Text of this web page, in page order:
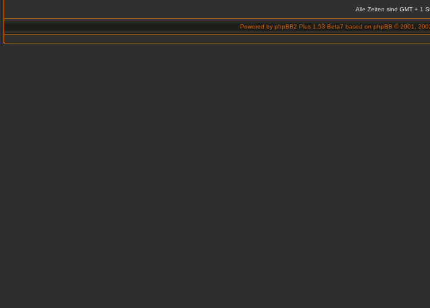
Alle Zeiten sind GMT + 1
Powered by phpBB2 Plus 1.53 Beta7 based on phpBB © 2001,